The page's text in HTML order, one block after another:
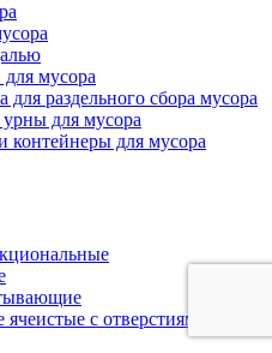
мусора
раздельного сбора мусора
для мусора
контейнеры для мусора
с отверстиями